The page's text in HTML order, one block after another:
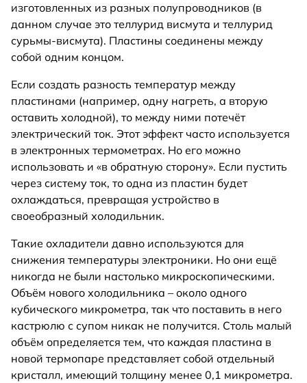
изготовленных из разных полупроводников (в
данном случае это теллурид висмута и теллурид
сурьмы-висмута). Пластины соединены между
собой одним концом.
Если создать разность температур между
пластинами (например, одну нагреть, а вторую
оставить холодной), то между ними потечёт
электрический ток. Этот эффект часто используется
в электронных термометрах. Но его можно
использовать и «в обратную сторону». Если пустить
через систему ток, то одна из пластин будет
охлаждаться, превращая устройство в
своеобразный холодильник.
Такие охладители давно используются для
снижения температуры электроники. Но они ещё
никогда не были настолько микроскопическими.
Объём нового холодильника – около одного
кубического микрометра, так что поставить в него
кастрюлю с супом никак не получится. Столь малый
объём определяется тем, что каждая пластина в
новой термопаре представляет собой отдельный
кристалл, имеющий толщину менее 0,1 микрометра.